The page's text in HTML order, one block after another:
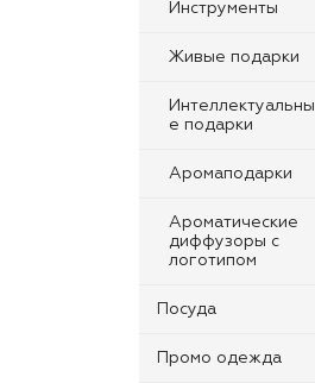
Инструменты
Живые подарки
Интеллектуальны
е подарки
Аромаподарки
Ароматические
диффузоры с
логотипом
Посуда
Промо одежда